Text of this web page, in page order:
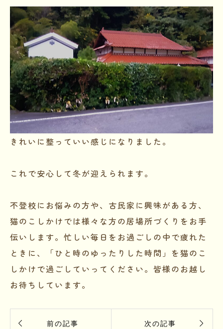
きれいに整っていい感じになりました。
これで安心して冬が迎えられます。
不登校にお悩みの方や、古民家に興味がある方、
猫のこしかけでは様々な方の居場所づくりをお手
伝いします。忙しい毎日をお過ごしの中で疲れた
ときに、「ひと時のゆったりした時間」を猫のこ
しかけで過ごしていってください。皆様のお越し
お待ちしています。
 前の記事 次の記事 